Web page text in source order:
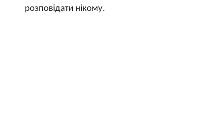
розповідати нікому.